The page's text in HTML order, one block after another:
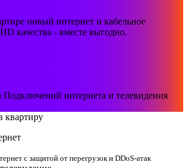
новый интернет и кабельное
качества - вместе выгодно.
с защитой от перегрузок и DDoS-атак